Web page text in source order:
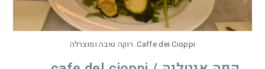
Caffe dei Cioppi. רוקה טובה ומוצרלה